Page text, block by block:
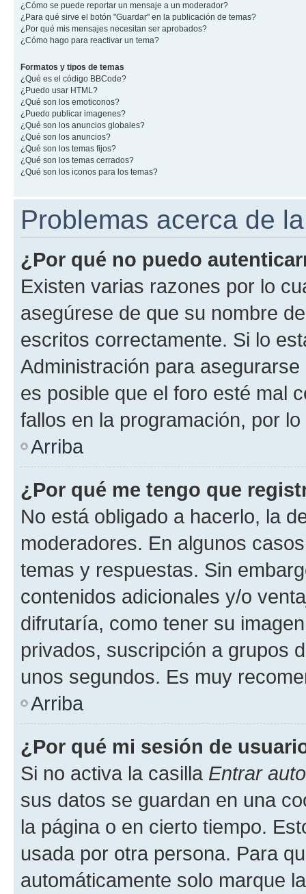
¿Cómo se puede reportar un mensaje a un moderador?
¿Para qué sirve el botón "Guardar" en la publicación de temas?
¿Por qué mis mensajes necesitan ser aprobados?
¿Cómo hago para reactivar un tema?
Formatos y tipos de temas
¿Qué es el código BBCode?
¿Puedo usar HTML?
¿Qué son los emoticonos?
¿Puedo publicar imagenes?
¿Qué son los anuncios globales?
¿Qué son los anuncios?
¿Qué son los temas fijos?
¿Qué son los temas cerrados?
¿Qué son los iconos para los temas?
Problemas acerca de
¿Por qué no puedo
Existen varias razones por lo
asegúrese de que su nombre
escritos correctamente. Si lo
Administración para
es posible que el foro esté mal
fallos en la programación, por
Arriba
¿Por qué me tengo que
No está obligado a hacerlo, la
moderadores. En algunos
temas y respuestas. Sin
contenidos adicionales y/o
difrutaría, como tener su
privados, suscripción a grupos
unos segundos. Es muy
Arriba
¿Por qué mi sesión de
Si no activa la casilla Entrar
sus datos se guardan en una
la página o en cierto tiempo.
usada por otra persona. Para
automáticamente solo marque